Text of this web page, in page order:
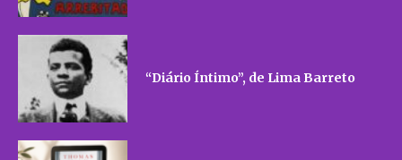
“Diário Íntimo”, de Lima Barreto